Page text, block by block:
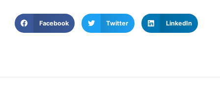
Facebook Twitter LinkedIn